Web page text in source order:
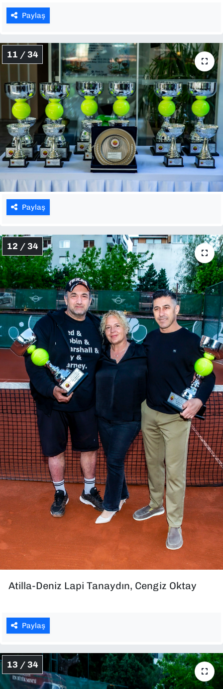
Paylaş
11 / 34
Paylaş
12 / 34
Atilla-Deniz Lapi Tanaydın, Cengiz Oktay
Paylaş
13 / 34